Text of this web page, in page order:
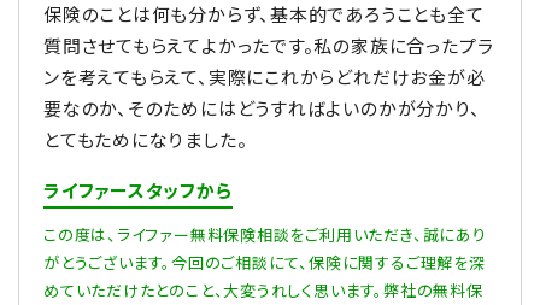
保険のことは何も分からず、基本的であろうことも全て
質問させてもらえてよかったです。私の家族に合ったプラ
ンを考えてもらえて、実際にこれからどれだけお金が必
要なのか、そのためにはどうすればよいのかが分かり、
とてもためになりました。
ライファースタッフから
この度は、ライファー無料保険相談をご利用いただき、誠にあり
がとうございます。今回のご相談にて、保険に関するご理解を深
めていただけたとのこと、大変うれしく思います。弊社の無料保